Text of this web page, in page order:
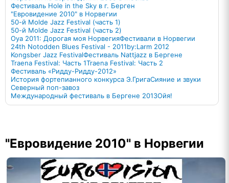
Фестиваль Hole in the Sky в г. Берген
"Евровидение 2010" в Норвегии
50-й Molde Jazz Festival (часть 1)
50-й Molde Jazz Festival (часть 2)
Oya 2011: Дорогая моя НорвегияФестивали в Норвегии
24th Notodden Blues Festival - 2011by:Larm 2012
Kongsber Jazz FestivalФестиваль Nattjazz в Бергене
Traena Festival: Часть 1Traena Festival: Часть 2
Фестиваль «Ридду-Ридду-2012»
История фортепианного конкурса Э.ГригаСияние и звуки
Северный поп-завоз
Международный фестиваль в Бергене 2013Ойя!
"Евровидение 2010" в Норвегии